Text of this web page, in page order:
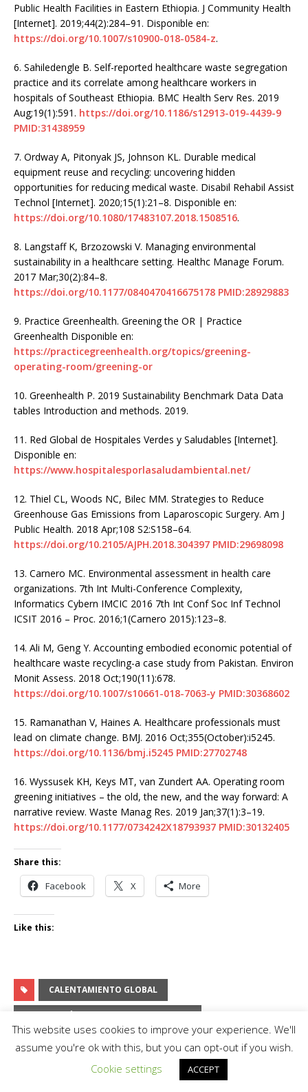
Public Health Facilities in Eastern Ethiopia. J Community Health
[Internet]. 2019;44(2):284–91. Disponible en:
https://doi.org/10.1007/s10900-018-0584-z.
6. Sahiledengle B. Self-reported healthcare waste segregation
practice and its correlate among healthcare workers in
hospitals of Southeast Ethiopia. BMC Health Serv Res. 2019
Aug;19(1):591. https://doi.org/10.1186/s12913-019-4439-9
PMID:31438959
7. Ordway A, Pitonyak JS, Johnson KL. Durable medical
equipment reuse and recycling: uncovering hidden
opportunities for reducing medical waste. Disabil Rehabil Assist
Technol [Internet]. 2020;15(1):21–8. Disponible en:
https://doi.org/10.1080/17483107.2018.1508516.
8. Langstaff K, Brzozowski V. Managing environmental
sustainability in a healthcare setting. Healthc Manage Forum.
2017 Mar;30(2):84–8.
https://doi.org/10.1177/0840470416675178 PMID:28929883
9. Practice Greenhealth. Greening the OR | Practice
Greenhealth Disponible en:
https://practicegreenhealth.org/topics/greening-
operating-room/greening-or
10. Greenhealth P. 2019 Sustainability Benchmark Data Data
tables Introduction and methods. 2019.
11. Red Global de Hospitales Verdes y Saludables [Internet].
Disponible en:
https://www.hospitalesporlasaludambiental.net/
12. Thiel CL, Woods NC, Bilec MM. Strategies to Reduce
Greenhouse Gas Emissions from Laparoscopic Surgery. Am J
Public Health. 2018 Apr;108 S2:S158–64.
https://doi.org/10.2105/AJPH.2018.304397 PMID:29698098
13. Carnero MC. Environmental assessment in health care
organizations. 7th Int Multi-Conference Complexity,
Informatics Cybern IMCIC 2016 7th Int Conf Soc Inf Technol
ICSIT 2016 – Proc. 2016;1(Carnero 2015):123–8.
14. Ali M, Geng Y. Accounting embodied economic potential of
healthcare waste recycling-a case study from Pakistan. Environ
Monit Assess. 2018 Oct;190(11):678.
https://doi.org/10.1007/s10661-018-7063-y PMID:30368602
15. Ramanathan V, Haines A. Healthcare professionals must
lead on climate change. BMJ. 2016 Oct;355(October):i5245.
https://doi.org/10.1136/bmj.i5245 PMID:27702748
16. Wyssusek KH, Keys MT, van Zundert AA. Operating room
greening initiatives – the old, the new, and the way forward: A
narrative review. Waste Manag Res. 2019 Jan;37(1):3–19.
https://doi.org/10.1177/0734242X18793937 PMID:30132405
Share this:
Facebook X More
Like this:
CALENTAMIENTO GLOBAL
EQUIPO REUTILIZADO HOSPITALES RECICLAJE
This website uses cookies to improve your experience. We'll
assume you're ok with this, but you can opt-out if you wish.
Cookie settings
ACCEPT